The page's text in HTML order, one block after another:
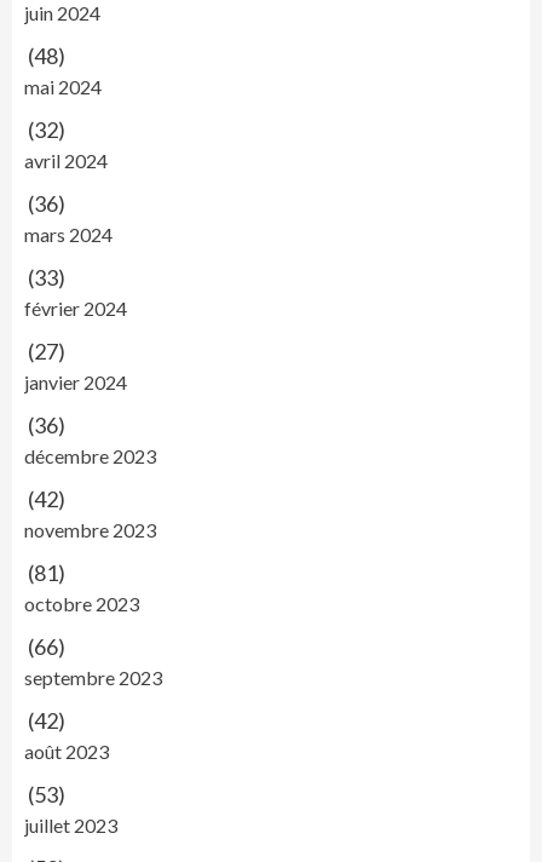
juin 2024
(48)
mai 2024
(32)
avril 2024
(36)
mars 2024
(33)
février 2024
(27)
janvier 2024
(36)
décembre 2023
(42)
novembre 2023
(81)
octobre 2023
(66)
septembre 2023
(42)
août 2023
(53)
juillet 2023